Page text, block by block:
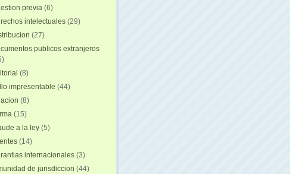
previa (6)
intelectuales (29)
(27)
publicos extranjeros
(8)
impresentable (44)
(8)
(15)
a la ley (5)
(14)
internacionales (3)
de jurisdiccion (44)